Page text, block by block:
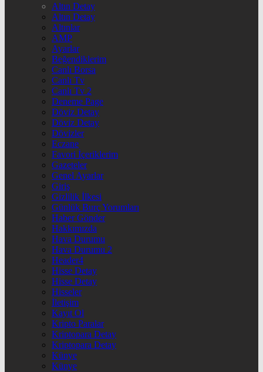
Altın Detay
Altın Detay
Altınlar
AMP
Ayarlar
Beğendiklerim
Canlı Borsa
Canlı Tv
Canlı Tv 2
Deneme Page
Döviz Detay
Döviz Detay
Dövizler
Eczane
Favori İçeriklerim
Gazeteler
Genel Ayarlar
Giriş
Gizlilik İlkesi
Günlük Burç Yorumları
Haber Gönder
Hakkımızda
Hava Durumu
Hava Durumu 2
Header4
Hisse Detay
Hisse Detay
Hisseler
İletişim
Kayıt Ol
Kripto Paralar
Kriptopara Detay
Kriptopara Detay
Künye
Künye